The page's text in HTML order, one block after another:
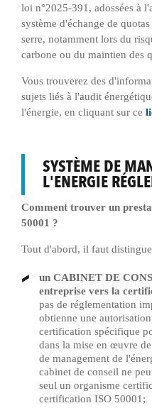
loi n°2025-391, adossées à
système d'échange de
serre, notamment lors du
carbone ou du maintien des
Vous trouverez des
sujets liés à l'audit
l'énergie, en cliquant sur ce
SYSTÈME DE
L'ENERGIE
Comment trouver un
50001 ?
Tout d'abord, il faut
un CABINET DE
entreprise vers la
pas de réglementation
obtienne une
certification spécifique
dans la mise en œuvre
de management de
cabinet de conseil ne
seul un organisme
certification ISO 50001;